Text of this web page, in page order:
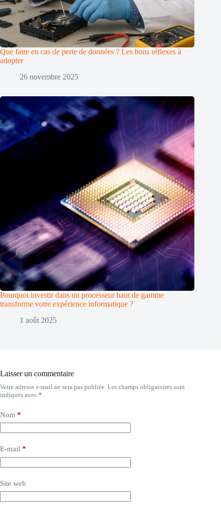
Que faire en cas de perte de données ? Les bons réflexes à
adopter
26 novembre 2025
Pourquoi investir dans un processeur haut de gamme
transforme votre expérience informatique ?
1 août 2025
Laisser un commentaire
Votre adresse e-mail ne sera pas publiée. Les champs obligatoires sont
indiqués avec *
Nom *
E-mail *
Site web